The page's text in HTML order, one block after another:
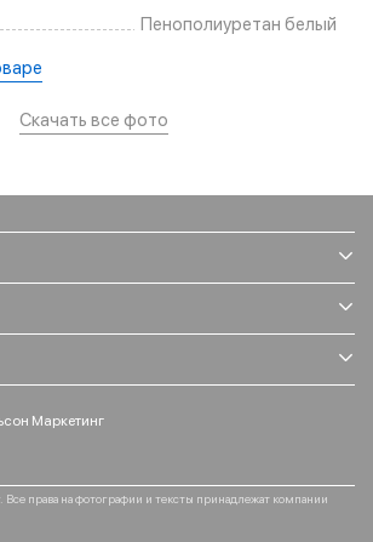
Пенополиуретан белый
Скачать все фото
Маркетинг
Все права на фотографии и тексты принадлежат компании